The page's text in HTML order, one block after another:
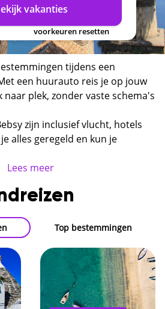
vakanties
voorkeuren resetten
tijdens een
een huurauto reis je op jouw
naar plek, zonder vaste schema's
van IJsland en de
Puglia — een rondreis laat je
kennen.
zijn inclusief vlucht, hotels
alles geregeld en kun je
Lees meer
Top bestemmingen